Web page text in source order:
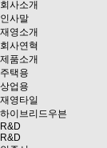
회사소개
인사말
재영소개
회사연혁
제품소개
주택용
상업용
재영타일
하이브리드우븐
R&D
R&D